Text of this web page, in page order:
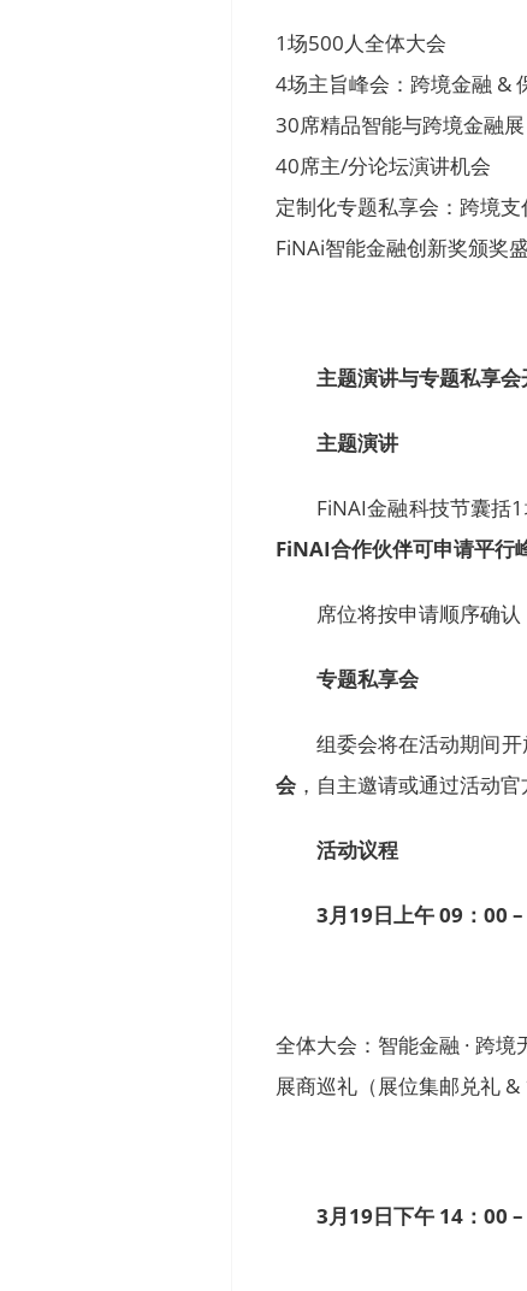
1场500人全体大会
4场主旨峰会：跨境金融 &
30席精品智能与跨境金融展
40席主/分论坛演讲机会
定制化专题私享会：跨境
FiNAi智能金融创新奖颁奖
主题演讲与专题私享会
主题演讲
FiNAI金融科技节囊括
FiNAI合作伙伴可申请平行
席位将按申请顺序确认
专题私享会
组委会将在活动期间
会 ，自主邀请或通过活动
活动议程
3月19日上午 09：00
全体大会：智能金融 · 跨境
展商巡礼（展位集邮兑礼 &
3月19日下午 14：00